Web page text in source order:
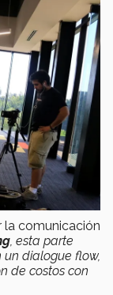
la comunicación
, esta parte
dialogue flow,
de costos con